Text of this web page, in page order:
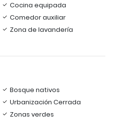
Cocina equipada
Comedor auxiliar
Zona de lavandería
Bosque nativos
Urbanización Cerrada
Zonas verdes